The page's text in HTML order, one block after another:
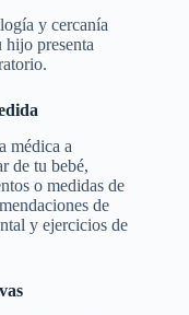
y cercanía
hijo presenta
médica a
de tu bebé,
o medidas de
de
y ejercicios de